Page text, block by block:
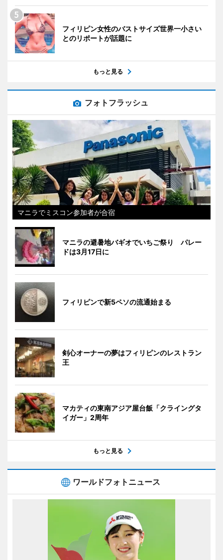
フィリピン女性のバストサイズ世界一小さい
とのリポートが話題に
もっと見る
フォトフラッシュ
マニラでミスコン参加者が合宿
マニラの避暑地バギオでいちご祭り パレー
ドは3月17日に
フィリピンで新5ペソの流通始まる
剣心オーナーの夢はフィリピンのレストラン
王
マカティの東南アジア屋台飯「クライングタ
イガー」2周年
もっと見る
ワールドフォトニュース